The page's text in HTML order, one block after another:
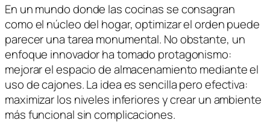
En un mundo donde las cocinas se consagran
como el núcleo del hogar, optimizar el orden puede
parecer una tarea monumental. No obstante, un
enfoque innovador ha tomado protagonismo:
mejorar el espacio de almacenamiento mediante el
uso de cajones. La idea es sencilla pero efectiva:
maximizar los niveles inferiores y crear un ambiente
más funcional sin complicaciones.